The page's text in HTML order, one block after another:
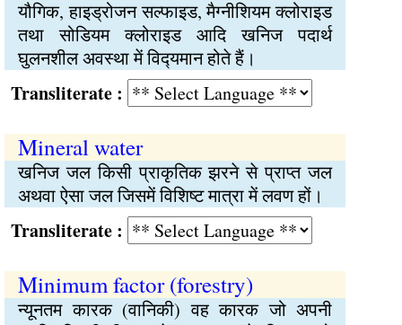
यौगिक, हाइड्रोजन सल्फाइड, मैग्‍नीशियम क्लोराइड
तथा सोडियम क्लोराइड आदि खनिज पदार्थ
घुलनशील अवस्था में विद्‍यमान होते हैं।
:
Mineral water
खनिज जल किसी प्राकृतिक झरने से प्राप्‍त जल
अथवा ऐसा जल जिसमें विशिष्‍ट मात्रा में लवण हों।
:
Minimum factor (forestry)
न्यूनतम कारक (वानिकी) वह कारक जो अपनी